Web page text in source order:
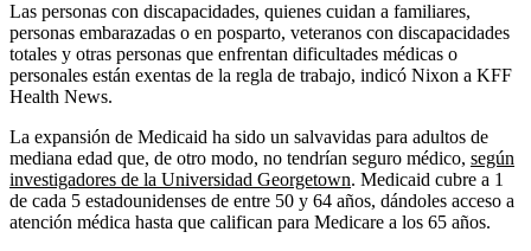
Las personas con discapacidades, quienes cuidan a familiares,
personas embarazadas o en posparto, veteranos con discapacidades
totales y otras personas que enfrentan dificultades médicas o
personales están exentas de la regla de trabajo, indicó Nixon a KFF
Health News.
La expansión de Medicaid ha sido un salvavidas para adultos de
mediana edad que, de otro modo, no tendrían seguro médico, según
investigadores de la Universidad Georgetown. Medicaid cubre a 1
de cada 5 estadounidenses de entre 50 y 64 años, dándoles acceso a
atención médica hasta que califican para Medicare a los 65 años.